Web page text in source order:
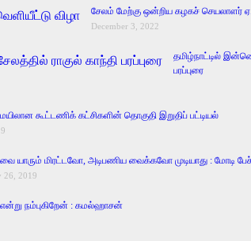
சேலம் மேற்கு ஒன்றிய கழகச் செயலாளர்
December 3, 2022
தமிழ்நாட்டில்
பரப்புரை
கூட்டணிக் கட்சிகளின் தொகுதி இறுதிப் பட்டியல்
யாரும் மிரட்டவோ, அடிபணிய வைக்கவோ முடியாது : மோடி
26, 2019
என்று நம்புகிறேன் : கமல்ஹாசன்